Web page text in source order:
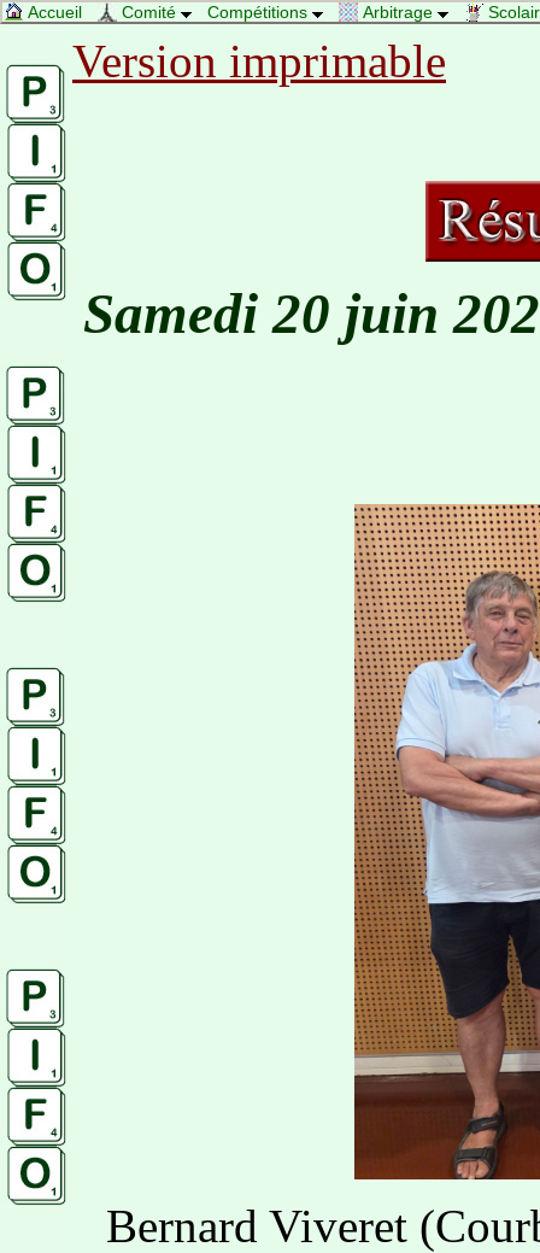
Accueil Comité Compétitions Arbitrage
Version imprimable
Samedi 20 juin
Bernard Viveret